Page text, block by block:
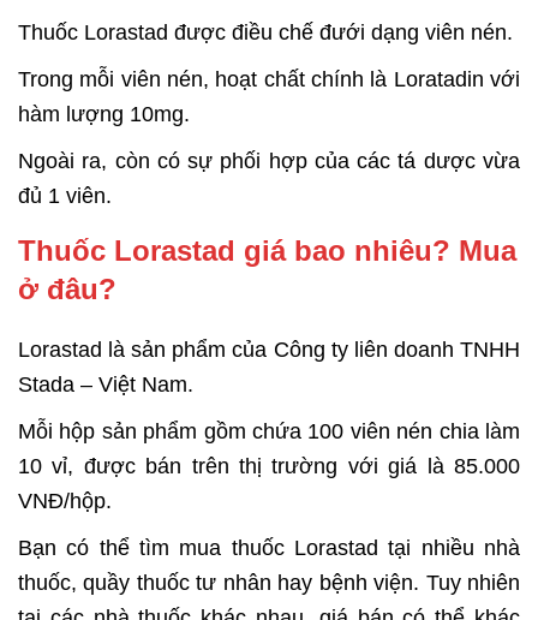
Thuốc Lorastad được điều chế đưới dạng viên nén.
Trong mỗi viên nén, hoạt chất chính là Loratadin với
hàm lượng 10mg.
Ngoài ra, còn có sự phối hợp của các tá dược vừa
đủ 1 viên.
Thuốc Lorastad giá bao nhiêu? Mua
ở đâu?
Lorastad là sản phẩm của Công ty liên doanh TNHH
Stada – Việt Nam.
Mỗi hộp sản phẩm gồm chứa 100 viên nén chia làm
10 vỉ, được bán trên thị trường với giá là 85.000
VNĐ/hộp.
Bạn có thể tìm mua thuốc Lorastad tại nhiều nhà
thuốc, quầy thuốc tư nhân hay bệnh viện. Tuy nhiên